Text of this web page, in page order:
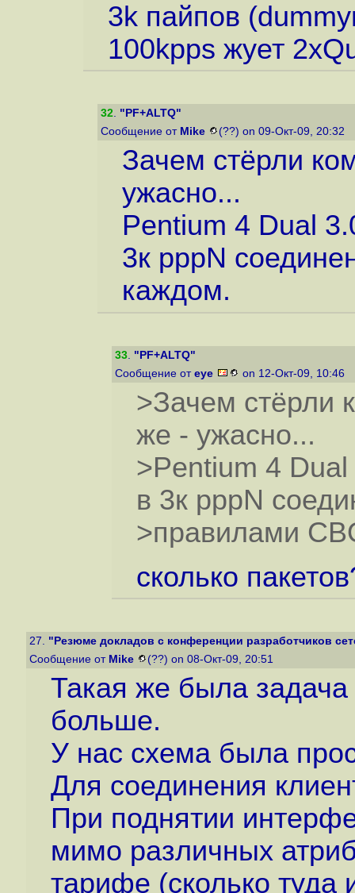
3k пайпов
100kpps жует
32. "PF+ALTQ"
Сообщение от Mike (??) on 09-Окт-09, 20:32
Зачем стёрли
ужасно...
Pentium 4 Dual
3к pppN
каждом.
33. "PF+ALTQ"
Сообщение от eye on 12-Окт-09, 10:46
>Зачем стёрли
же - ужасно...
>Pentium 4 Dual
в 3к pppN
>правилами
сколько
27. "Резюме докладов с конференции разработчиков
Сообщение от Mike (??) on 08-Окт-09, 20:51
Такая же была
больше.
У нас схема была
Для соединения
При поднятии
мимо различных
тарифе (сколько туда